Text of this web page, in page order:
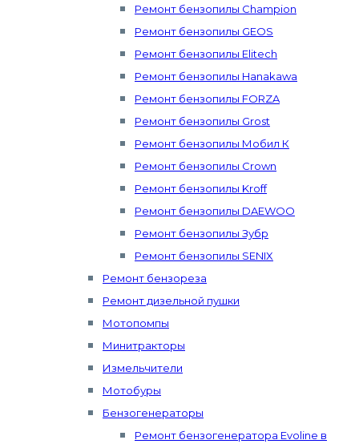
Ремонт бензопилы Champion
Ремонт бензопилы GEOS
Ремонт бензопилы Elitech
Ремонт бензопилы Hanakawa
Ремонт бензопилы FORZA
Ремонт бензопилы Grost
Ремонт бензопилы Мобил К
Ремонт бензопилы Crown
Ремонт бензопилы Kroff
Ремонт бензопилы DAEWOO
Ремонт бензопилы Зубр
Ремонт бензопилы SENIX
Ремонт бензореза
Ремонт дизельной пушки
Мотопомпы
Минитракторы
Измельчители
Мотобуры
Бензогенераторы
Ремонт бензогенератора Evoline в